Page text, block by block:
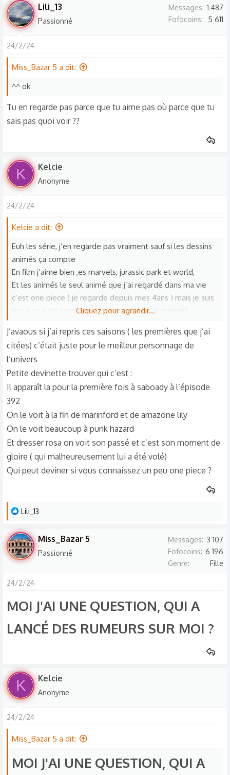
s
r
é
c
o
s
Lili_13
Passionné
Messages 1 487
Fofocoins
5 611
24/2/24
Miss_Bazar 5 a dit:
^^ ok
Tu en regarde pas parce que tu aime pas où parce que tu
sais pas quoi voir ??
K Kelcie
Anonyme
24/2/24
Kelcie a dit:
Euh les série, j’en regarde pas vraiment sauf si les dessins
animés ça compte
En film j’aime bien ,es marvels, jurassic park et world,
Et les animés le seul animé que j’ai regardé dans ma vie
c’est one piece ( je regarde depuis mes 4ans ) mais je suis
pas a jour, j’ai repris y’ apas longtemps, j’ai regardé
suis retourné a impel down et marinford que je viens de
finir ( du coup de retour a saboady )et sinon les y a les films
animés comme gibli
Cliquez pour agrandir...
J’avaous si j’ai repris ces saisons ( les premières que j’ai
citées) c’était juste pour le meilleur personnage de
l’univers
Petite devinette trouver qui c’est :
Il apparaît la pour la première fois à saboady à l’épisode
392
On le voit à la fin de marinford et de amazone lily
On le voit beaucoup à punk hazard
Et dresser rosa on voit son passé et c’est son moment de
gloire ( qui malheureusement lui a été volé)
Qui peut deviner si vous connaissez un peu one piece ?
L
s
r
é
c
i
n
Lili_13
Miss_Bazar 5
Passionné
Messages
3 107
Fofocoins 6 196
Genre
Fille
24/2/24
MOI J'AI UNE QUESTION, QUI A
LANCÉ DES RUMEURS SUR MOI ?
K Kelcie
Anonyme
24/2/24
Miss_Bazar 5 a dit:
MOI J'AI UNE QUESTION, QUI A